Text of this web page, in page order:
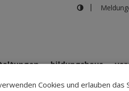
bildungshaus
Cookies und erlauben das